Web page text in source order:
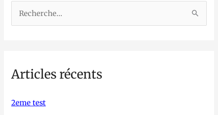
e
c
Articles récents
2eme test